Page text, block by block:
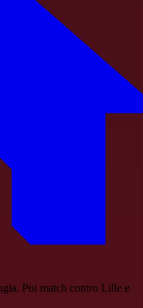
Poi match contro Lille e